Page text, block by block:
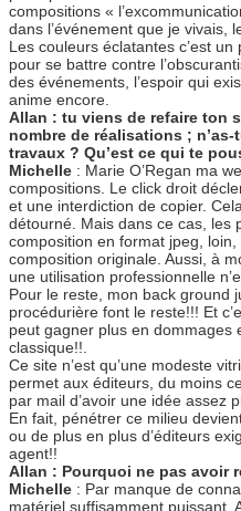
compositions «
dans l’événement que je vivais,
Les couleurs éclatantes c’est
pour se battre contre
des événements, l’espoir qui
anime encore.
Allan : tu viens de refaire ton
nombre de réalisations ;
travaux ? Qu’est ce qui te
Michelle : Marie O’Regan ma
compositions. Le click droit
et une interdiction de copier.
détourné. Mais dans ce cas, les
composition en format jpeg,
composition originale. Aussi, à
une utilisation professionnelle
Pour le reste, mon back ground
procédurière font le reste!!! Et
peut gagner plus en dommages
classique!!.
Ce site n’est qu’une modeste
permet aux éditeurs, du moins
par mail d’avoir une idée assez
En fait, pénétrer ce milieu
ou de plus en plus d’éditeurs
agent!!
Allan : Pourquoi ne pas avoir
Michelle : Par manque de
matériel suffisamment puissant.